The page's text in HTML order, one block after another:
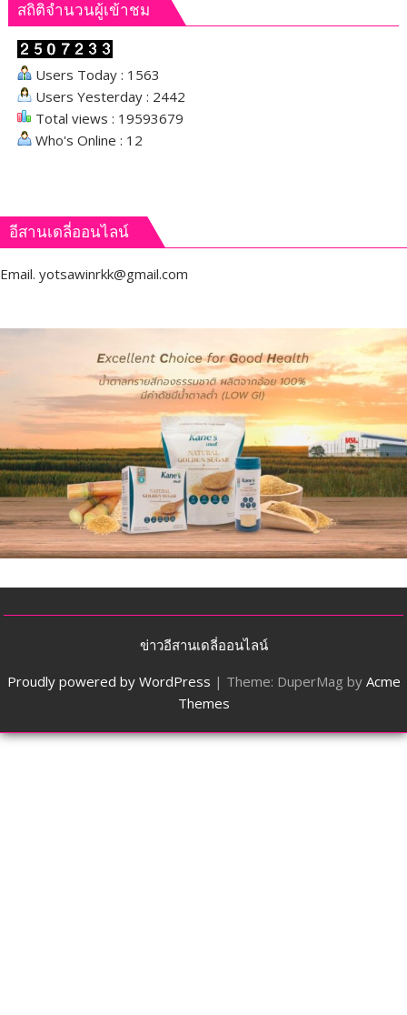
สถิติจำนวนผู้เข้าชม
Users Today : 1563
Users Yesterday : 2442
Total views : 19593679
Who's Online : 12
อีสานเดลี่ออนไลน์
Email. yotsawinrkk@gmail.com
ข่าวอีสานเดลี่ออนไลน์
Proudly powered by WordPress | Theme: DuperMag by Acme
Themes